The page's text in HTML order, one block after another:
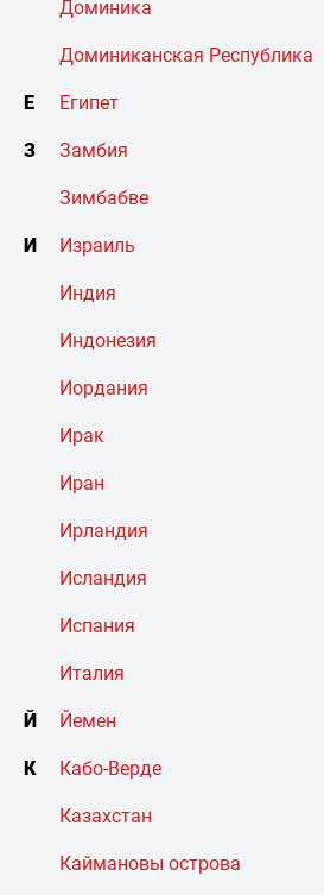
Доминика
Доминиканская Республика
Е Египет
З Замбия
Зимбабве
И Израиль
Индия
Индонезия
Иордания
Ирак
Иран
Ирландия
Исландия
Испания
Италия
Й Йемен
К Кабо-Верде
Казахстан
Каймановы острова